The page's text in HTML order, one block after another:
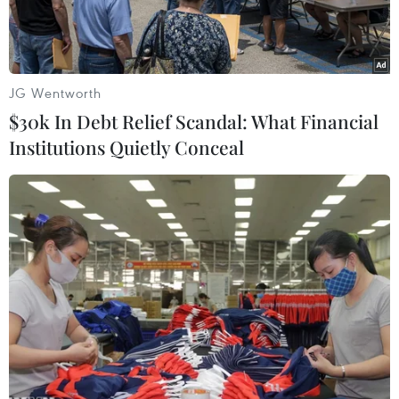
Cựu Tổng thống Donald Trump phát biểu tại Columbia, Nam
Carolina, ngày 28/1/2023. (Ảnh: AFP/TTXVN)
Một thẩm phán tòa án New York ngày 26/9 đã
phán quyết cựu Tổng thống Mỹ Donald Trump
và hai con trai Eric và Don Jr. đã phạm tội gian
lận khi thổi phòng giá trị bất động sản và tài sản
JG Wentworth
$30k In Debt Relief Scandal: What Financial
Institutions Quietly Conceal